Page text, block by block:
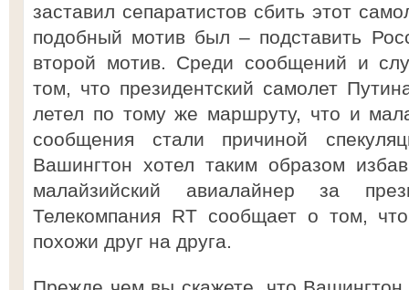
заставил сепаратистов сбить этот
подобный мотив был – подставить
второй мотив. Среди сообщений и
том, что президентский самолет
летел по тому же маршруту, что и
сообщения стали причиной
Вашингтон хотел таким образом
малайзийский авиалайнер за
Телекомпания RT сообщает о том,
похожи друг на друга.